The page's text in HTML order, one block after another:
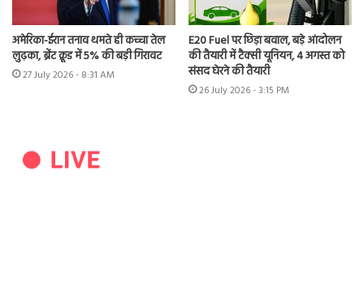
अमेरिका-ईरान तनाव थमते ही कच्चा तेल
लुढ़का, ब्रेंट क्रूड में 5% की बड़ी गिरावट
27 July 2026 - 8:31 AM
E20 Fuel पर छिड़ा बवाल, बड़े आंदोलन
की तैयारी में टैक्सी यूनियन, 4 अगस्त को
संसद घेरने की तैयारी
26 July 2026 - 3:15 PM